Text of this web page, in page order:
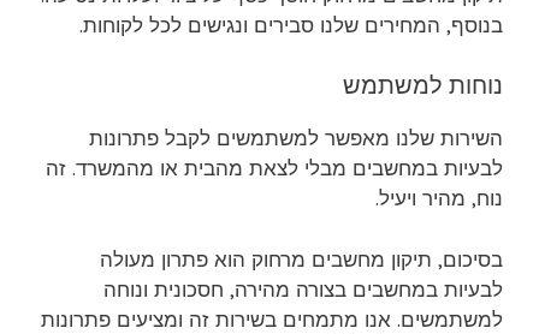
בנוסף, המחירים שלנו סבירים ונגישים לכל לקוחות.
נוחות למשתמש
השירות שלנו מאפשר למשתמשים לקבל פתרונות
לבעיות במחשבים מבלי לצאת מהבית או מהמשרד. זה
נוח, מהיר ויעיל.
בסיכום, תיקון מחשבים מרחוק הוא פתרון מעולה
לבעיות במחשבים בצורה מהירה, חסכונית ונוחה
למשתמשים. אנו מתמחים בשירות זה ומציעים פתרונות